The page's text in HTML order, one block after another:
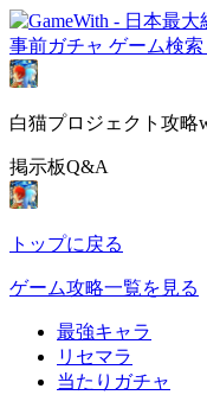
事前ガチャ ゲーム検索
白猫プロジェクト攻略
掲示板Q&A
トップに戻る
ゲーム攻略一覧を見る
最強キャラ
リセマラ
当たりガチャ